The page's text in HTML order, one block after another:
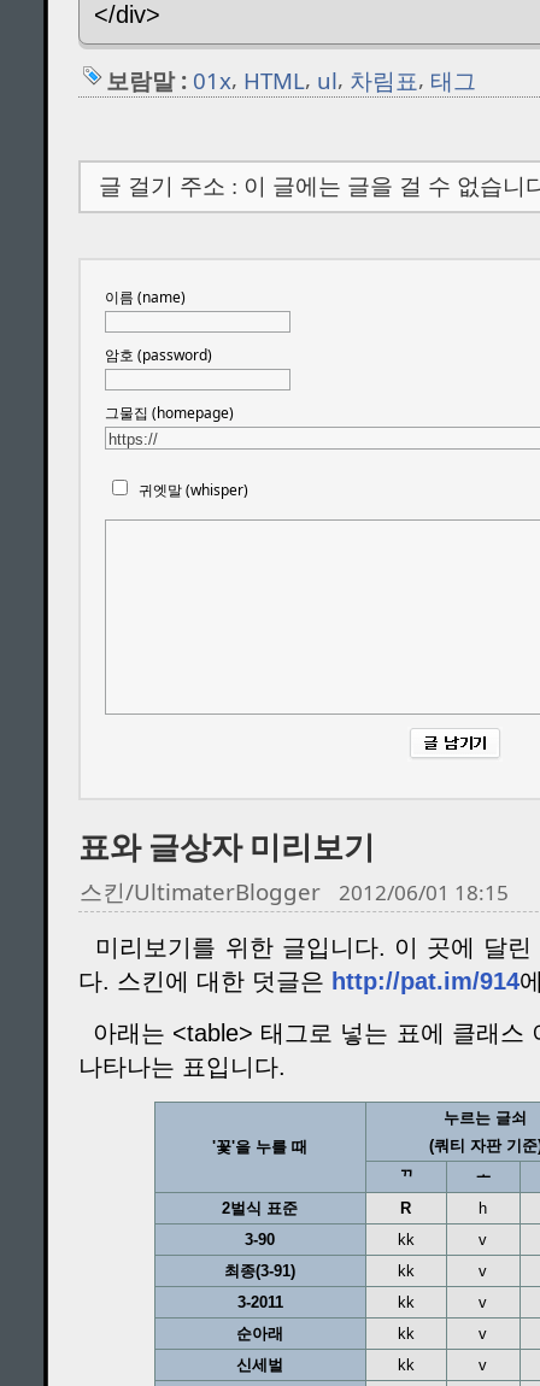
</div>
보람말 : 01x, HTML, ul, 차림표, 태그
글 걸기 주소 : 이 글에는 글을 걸 수 없습니
이름 (name)
암호 (password)
그물집 (homepage)
귀엣말 (whisper)
표와 글상자 미리보기
스킨/UltimaterBlogger 2012/06/01 18:15
미리보기를 위한 글입니다. 이 곳에 달
다. 스킨에 대한 덧글은 http://pat.im/914
아래는 <table> 태그로 넣는 표에 클래스
나타나는 표입니다.
'꽃'을 누를 때
누르는 글쇠
(쿼티 자판 기준
ᄁ
ᅩ
2벌식 표준
R
h
3-90
kk
v
최종(3-91)
kk
v
3-2011
kk
v
순아래
kk
v
신세벌
kk
v